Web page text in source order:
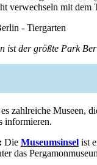
verwechseln mit dem
ist der größte Park
zahlreiche Museen,
informieren.
Die Museumsinsel ist
das